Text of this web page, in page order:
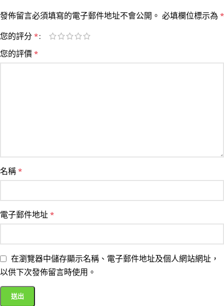
發佈留言必須填寫的電子郵件地址不會公開。 必填欄位標示為 *
您的評分 *
您的評價 *
名稱 *
電子郵件地址 *
在瀏覽器中儲存顯示名稱、電子郵件地址及個人網站網址，
以供下次發佈留言時使用。